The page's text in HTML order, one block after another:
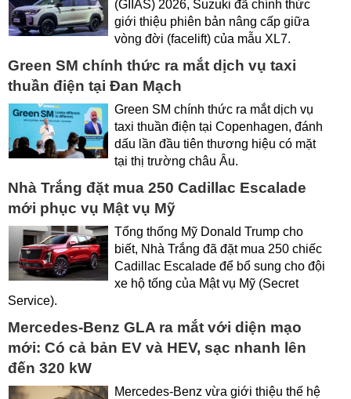
(GIIAS) 2026, Suzuki đã chính thức
giới thiệu phiên bản nâng cấp giữa
vòng đời (facelift) của mẫu XL7.
Green SM chính thức ra mắt dịch vụ taxi
thuần điện tại Đan Mạch
Green SM chính thức ra mắt dịch vụ
taxi thuần điện tại Copenhagen, đánh
dấu lần đầu tiên thương hiệu có mặt
tại thị trường châu Âu.
Nhà Trắng đặt mua 250 Cadillac Escalade
mới phục vụ Mật vụ Mỹ
Tổng thống Mỹ Donald Trump cho
biết, Nhà Trắng đã đặt mua 250 chiếc
Cadillac Escalade để bổ sung cho đội
xe hộ tống của Mật vụ Mỹ (Secret
Service).
Mercedes-Benz GLA ra mắt với diện mạo
mới: Có cả bản EV và HEV, sạc nhanh lên
đến 320 kW
Mercedes-Benz vừa giới thiệu thế hệ